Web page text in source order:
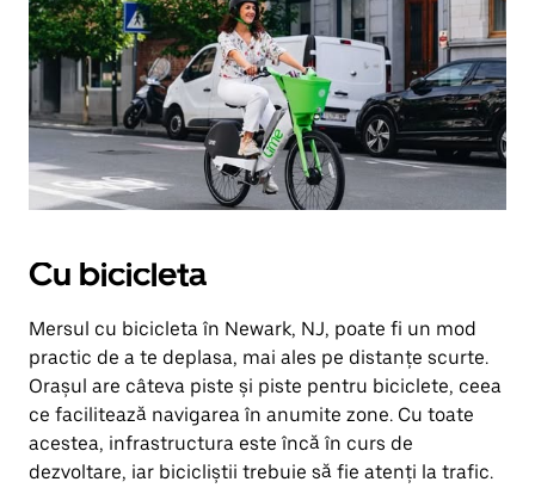
Cu bicicleta
Mersul cu bicicleta în Newark, NJ, poate fi un mod
practic de a te deplasa, mai ales pe distanțe scurte.
Orașul are câteva piste și piste pentru biciclete, ceea
ce facilitează navigarea în anumite zone. Cu toate
acestea, infrastructura este încă în curs de
dezvoltare, iar bicicliștii trebuie să fie atenți la trafic.